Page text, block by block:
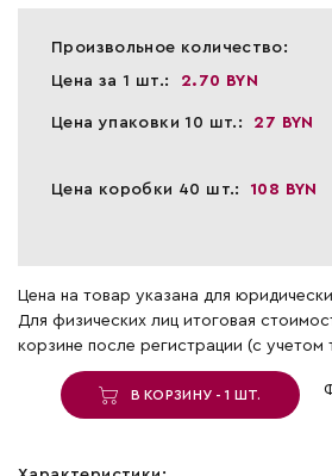
Произвольное количество:
Цена за 1 шт.:
2.70 BYN
Цена упаковки 10 шт.: 27 BYN
Цена коробки 40 шт.: 108 BYN
Цена на товар указана для
Для физических лиц итоговая
корзине после регистрации (с учетом
В КОРЗИНУ - 1 ШТ.